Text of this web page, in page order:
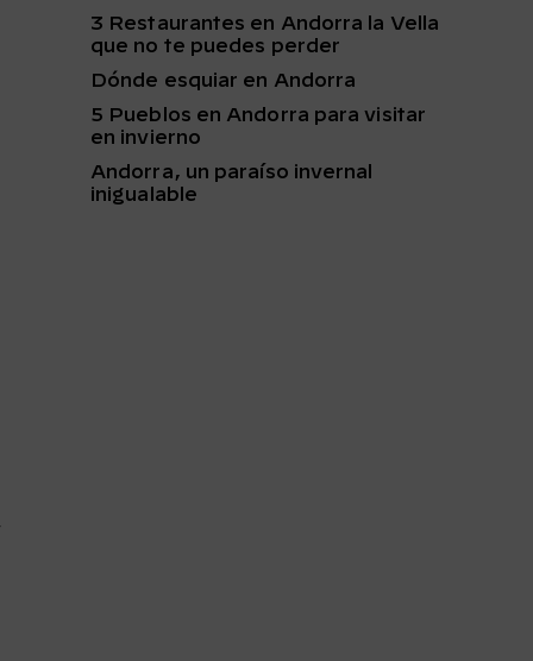
3 Restaurantes en Andorra la Vella
que no te puedes perder
Dónde esquiar en Andorra
5 Pueblos en Andorra para visitar
en invierno
Andorra, un paraíso invernal
inigualable